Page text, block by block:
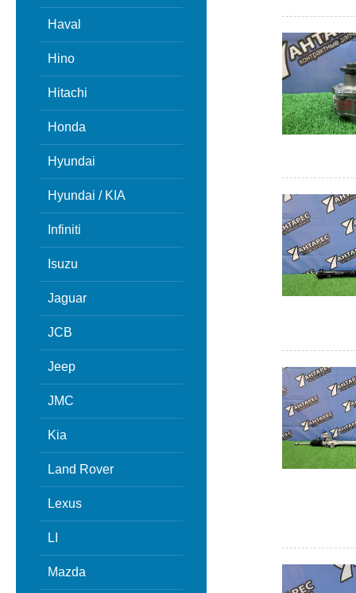
Haval
Hino
Hitachi
Honda
Hyundai
Hyundai / KIA
Infiniti
Isuzu
Jaguar
JCB
Jeep
JMC
Kia
Land Rover
Lexus
LI
Mazda